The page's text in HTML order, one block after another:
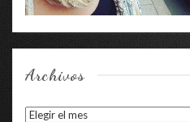
Archivos
Archivos